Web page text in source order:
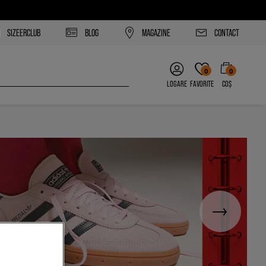
SIZEERCLUB BLOG MAGAZINE CONTACT
LOGARE
0
FAVORITE
0
COȘ